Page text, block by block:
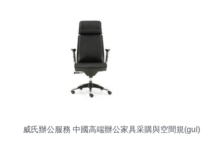
威氏辦公服務 中國高端辦公家具采購與空間規(guī)